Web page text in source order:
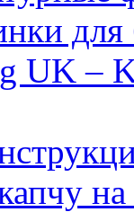
UK –